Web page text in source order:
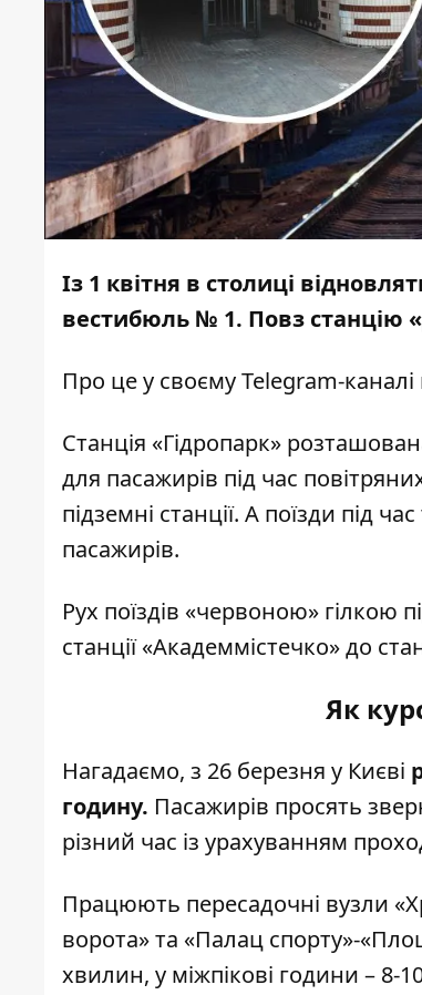
Із 1 квітня в столиці
вестибюль № 1. Повз станцію
Про це у своєму Telegram-каналі
Станція «Гідропарк»
для пасажирів під час
підземні станції. А поїзди під
пасажирів.
Рух поїздів «червоною» гілкою
станції «Академмістечко» до
Як
Нагадаємо, з 26 березня у Києві
годину. Пасажирів просять
різний час із урахуванням
Працюють пересадочні вузли
ворота» та «Палац спорту»-
хвилин, у міжпікові години – 8-